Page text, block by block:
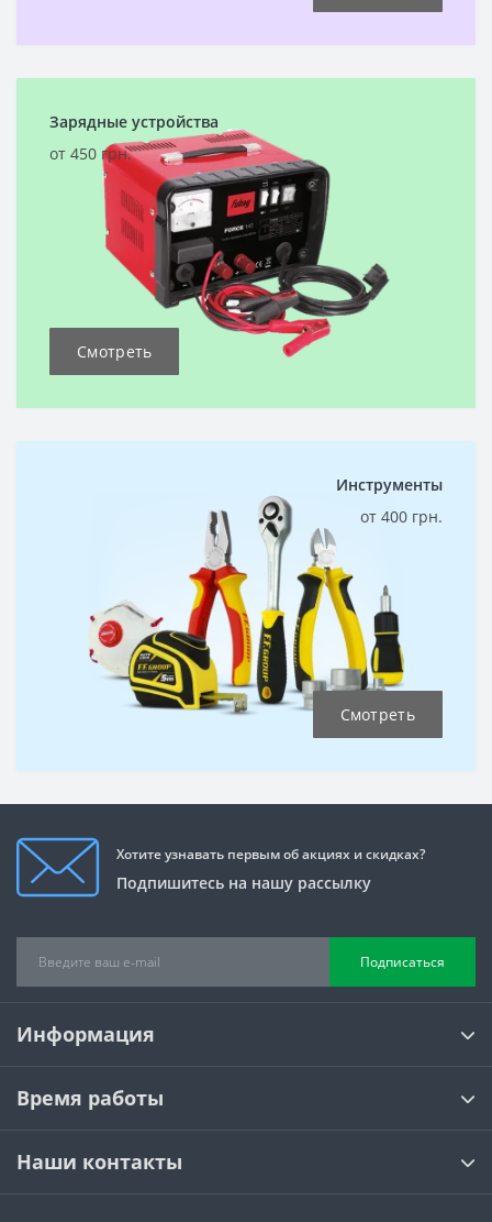
Зарядные устройства
от 450 грн.
Смотреть
Инструменты
от 400 грн.
Смотреть
Хотите узнавать первым об акциях и скидках?
Подпишитесь на нашу рассылку
Подписаться
Информация
Время работы
Наши контакты